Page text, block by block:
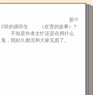
那个
2班的插班生 （在贤的故事）?
不知是作者太忙还是在捣什么
鬼，我好久都没和大家见面了。